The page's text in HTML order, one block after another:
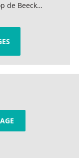
de Beeck…